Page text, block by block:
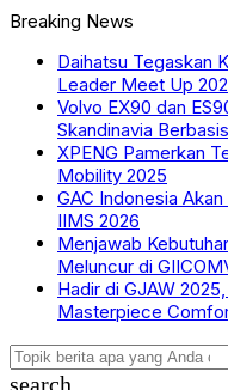
Breaking News
Daihatsu Tegaskan
Leader Meet Up
Volvo EX90 dan
Skandinavia
XPENG Pamerkan
Mobility 2025
GAC Indonesia
IIMS 2026
Menjawab
Meluncur di
Hadir di GJAW
Masterpiece
search